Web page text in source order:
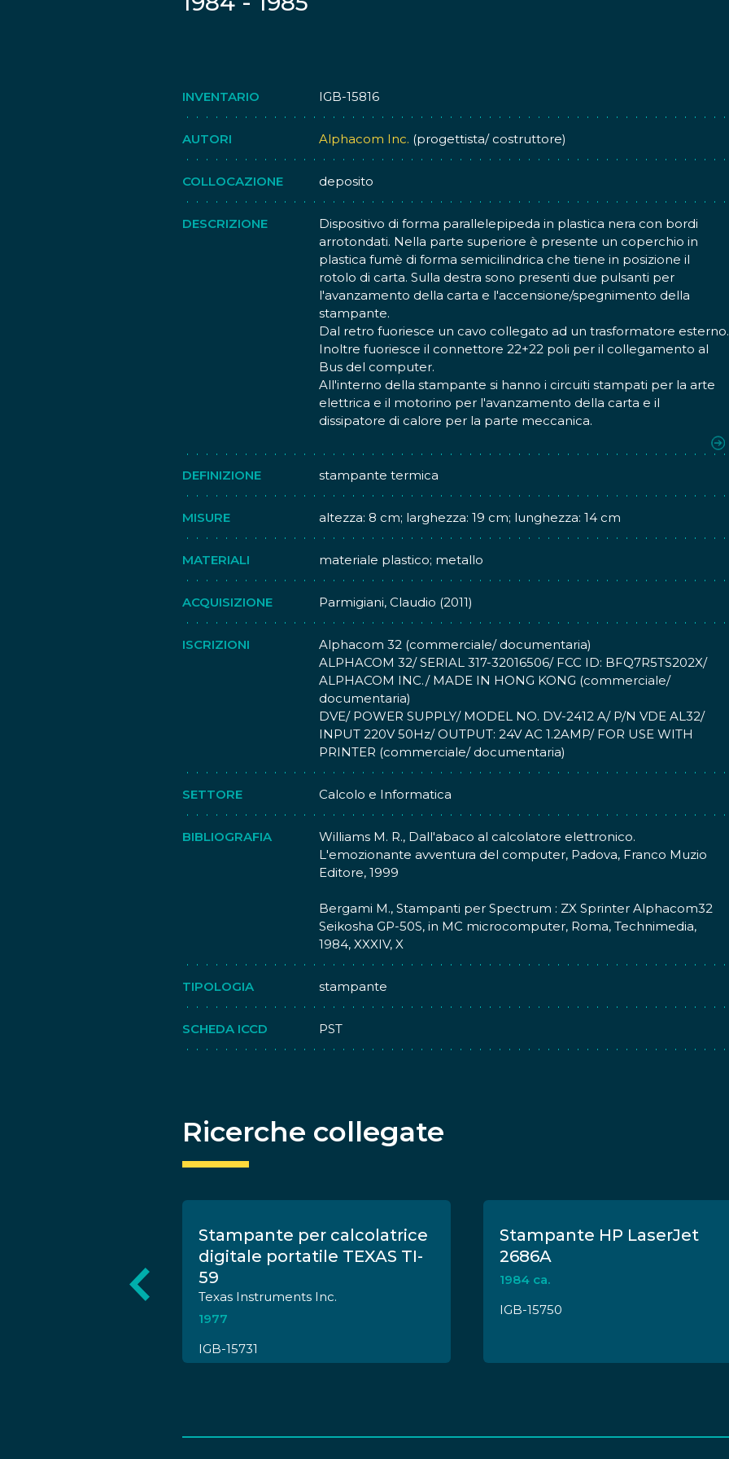
INVENTARIO IGB-15816
AUTORI Alphacom Inc. (progettista/ costruttore)
COLLOCAZIONE deposito
DESCRIZIONE
Dispositivo di forma parallelepipeda in plastica nera con bordi
arrotondati. Nella parte superiore è presente un coperchio in
plastica fumè di forma semicilindrica che tiene in posizione il
rotolo di carta. Sulla destra sono presenti due pulsanti per
l'avanzamento della carta e l'accensione/spegnimento della
stampante.
Dal retro fuoriesce un cavo collegato ad un trasformatore esterno.
Inoltre fuoriesce il connettore 22+22 poli per il collegamento al
Bus del computer.
All'interno della stampante si hanno i circuiti stampati per la arte
elettrica e il motorino per l'avanzamento della carta e il
dissipatore di calore per la parte meccanica.
Questa stampante è nata, insieme ad altri due modelli, ZX Sprinter
e Seikosha GP-50S, per far fronte alle esigenze dei proprietari di
computer ZX Spectrum che avevano necessità di stampare i loro
listati o risultati di elaborazioni, ma non potevano permettersi
computer stessi.
Questa stampante, funzionante con carta termica non troppo
costosa, era silenziosa e rapida (70 caratteri al secondo). L'unico
Ottimo il rapporto qualità prezzo: era venduta a Lire 236.000 + iva
nel 1984 (lo ZX Spectrum costava Lire 360.000-495.000 a seconda
della memoria).
DEFINIZIONE stampante termica
MISURE altezza: 8 cm; larghezza: 19 cm; lunghezza: 14 cm
MATERIALI materiale plastico; metallo
ACQUISIZIONE Parmigiani, Claudio (2011)
ISCRIZIONI
Alphacom 32 (commerciale/ documentaria)
ALPHACOM 32/ SERIAL 317-32016506/ FCC ID: BFQ7R5TS202X/
ALPHACOM INC./ MADE IN HONG KONG (commerciale/
documentaria)
DVE/ POWER SUPPLY/ MODEL NO. DV-2412 A/ P/N VDE AL32/
INPUT 220V 50Hz/ OUTPUT: 24V AC 1.2AMP/ FOR USE WITH
PRINTER (commerciale/ documentaria)
SETTORE Calcolo e Informatica
BIBLIOGRAFIA
Williams M. R., Dall'abaco al calcolatore elettronico.
L'emozionante avventura del computer, Padova, Franco Muzio
Editore, 1999
Bergami M., Stampanti per Spectrum : ZX Sprinter Alphacom32
Seikosha GP-50S, in MC microcomputer, Roma, Technimedia,
1984, XXXIV, X
TIPOLOGIA stampante
SCHEDA ICCD PST
Ricerche collegate
Stampante per calcolatrice
digitale portatile TEXAS TI-
59
Texas Instruments Inc.
1977
IGB-15731
Stampante HP LaserJet
2686A
1984 ca.
IGB-15750